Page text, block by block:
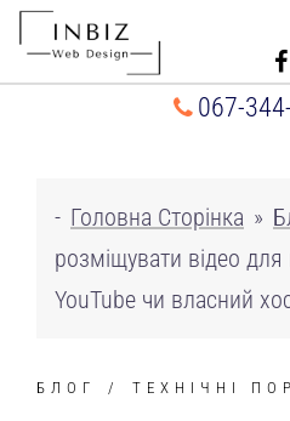
Перейти
067-
- Головна Сторінка »
розміщувати відео для
YouTube чи власний
БЛОГ ТЕХНІЧНІ